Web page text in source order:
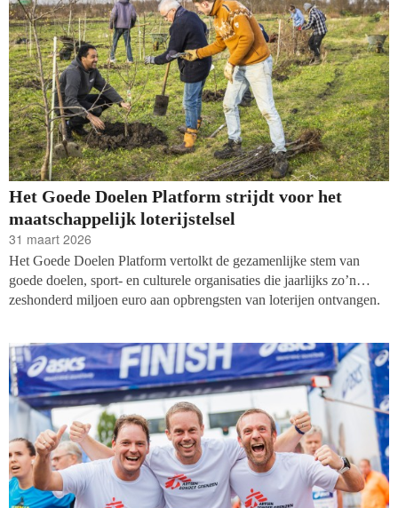
Het Goede Doelen Platform strijdt voor het
maatschappelijk loterijstelsel
31 maart 2026
Het Goede Doelen Platform vertolkt de gezamenlijke stem van
goede doelen, sport- en culturele organisaties die jaarlijks zo’n
zeshonderd miljoen euro aan opbrengsten van loterijen ontvangen.
werd in 2018 een onafhankelijke stichting. Vakblad
fondsenwerving sprak met Ineke Sybesma, waarnemend voorzitter
van het Goede Doelen Platform en Henriette Kievit, ambtelijk
secretaris.